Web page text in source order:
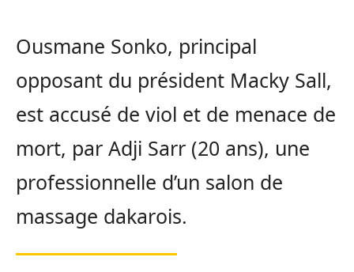
Ousmane Sonko, principal
opposant du président Macky Sall,
est accusé de viol et de menace de
mort, par Adji Sarr (20 ans), une
professionnelle d’un salon de
massage dakarois.